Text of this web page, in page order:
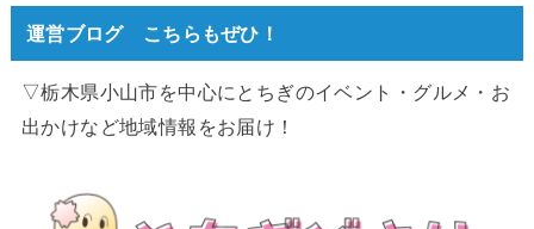
運営ブログ こちらもぜひ！
▽栃木県小山市を中心にとちぎのイベント・グルメ・お
出かけなど地域情報をお届け！